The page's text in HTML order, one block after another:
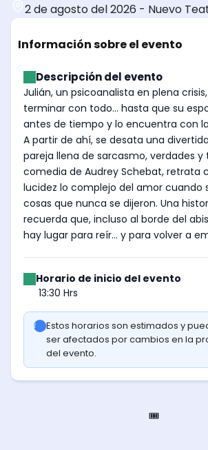
2 de agosto del 2026 - Nuevo
Información sobre el evento
Descripción del evento
Julián, un psicoanalista en plena
terminar con todo... hasta que su
antes de tiempo y lo encuentra con
A partir de ahí, se desata una
pareja llena de sarcasmo, verdades y
comedia de Audrey Schebat, retrata
lucidez lo complejo del amor cuando
cosas que nunca se dijeron. Una
recuerda que, incluso al borde del
hay lugar para reír... y para volver a
Horario de inicio del evento
13:30 Hrs
Estos horarios son estimados y
ser afectados por cambios en la
del evento.
🎟️